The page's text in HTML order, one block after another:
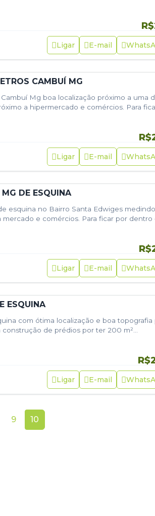
Ligar E-mail
CAMBUÍ MG
Mg boa localização próximo a uma
a hipermercado e comércios. Para
Ligar E-mail
DE ESQUINA
esquina no Bairro Santa Edwiges
mercado e comércios. Para ficar por dentro
Ligar E-mail
ESQUINA
com ótima localização e boa topografia
construção de prédios por ter 200 m²…
Ligar E-mail
9 10